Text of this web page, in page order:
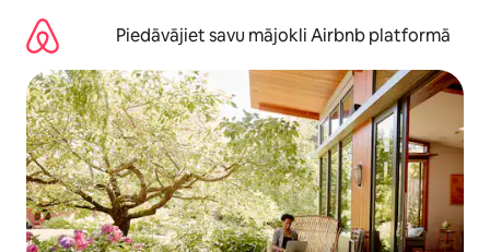
saturu
Piedāvājiet savu mājokli Airbnb platformā